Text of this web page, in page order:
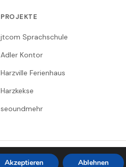
PROJEKTE
jtcom Sprachschule
Adler Kontor
Harzville Ferienhaus
Harzkekse
seoundmehr
Akzeptieren Ablehnen